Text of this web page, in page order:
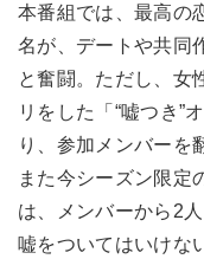
本番組では、最高の
名が、デートや共同
と奮闘。ただし、女
リをした「“嘘つき”
り、参加メンバーを
また今シーズン限定
は、メンバーから2
嘘をついてはいけな